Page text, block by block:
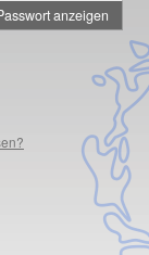
anzeigen